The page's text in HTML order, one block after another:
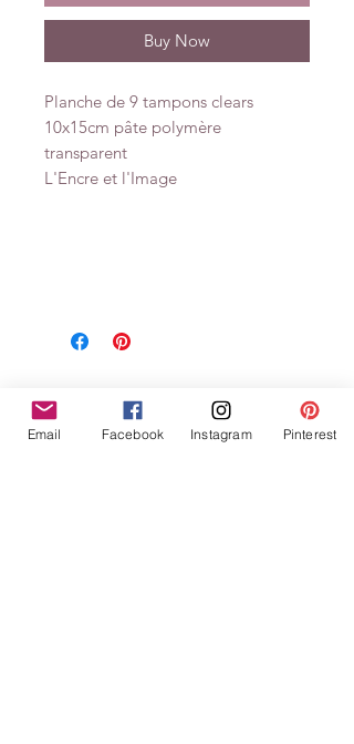
Buy Now
Planche de 9 tampons clears
10x15cm pâte polymère
transparent
L'Encre et l'Image
Related Products
Email Facebook Instagram Pinterest